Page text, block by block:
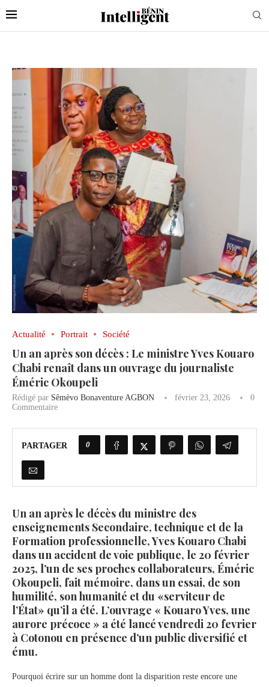
Actualité Portrait Société
Un an après son décès : Le ministre Yves Kouaro
Chabi renaît dans un ouvrage du journaliste
Éméric Okoupeli
Rédigé par Sêmèvo Bonaventure AGBON février 23, 2026
0
Commentaire
PARTAGER 0
Un an après le décès du ministre des
enseignements Secondaire, technique et de la
Formation professionnelle, Yves Kouaro Chabi
dans un accident de voie publique, le 20 février
2025, l’un de ses proches collaborateurs, Éméric
Okoupeli, fait mémoire, dans un essai, de son
humilité, son humanité et du «serviteur de
l’État» qu’il a été. L’ouvrage « Kouaro Yves, une
aurore précoce » a été lancé vendredi 20 fevrier
à Cotonou en présence d’un public diversifié et
ému.
Pourquoi écrire sur un homme dont la disparition reste encore une